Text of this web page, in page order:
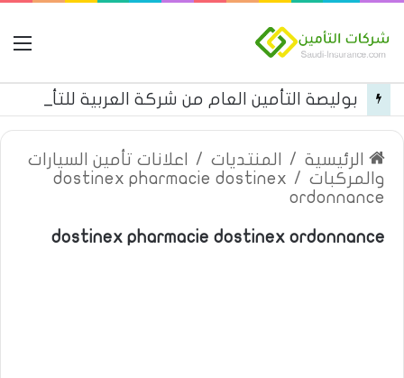
بوليصة التأمين العام من شركة العربية للتأمين
الرئيسية / المنتديات /
اعلانات تأمين السيارات
والمركبات /
dostinex pharmacie dostinex
ordonnance
dostinex pharmacie dostinex ordonnance